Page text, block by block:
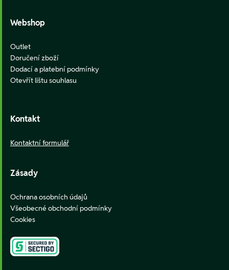
Webshop
Outlet
Doručení zboží
Dodací a platební podmínky
Otevřít lištu souhlasu
Kontakt
Kontaktní formulář
Zásady
Ochrana osobních údajů
Všeobecné obchodní podmínky
Cookies